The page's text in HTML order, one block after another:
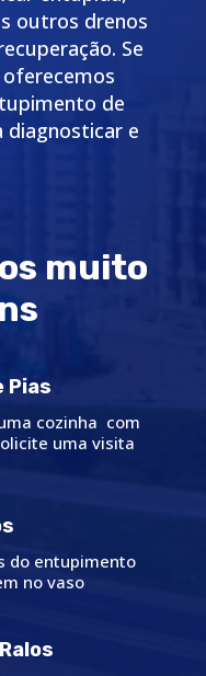
outros drenos
Se
de
diagnosticar e
muito
Pias
cozinha com
uma visita
do entupimento
no vaso